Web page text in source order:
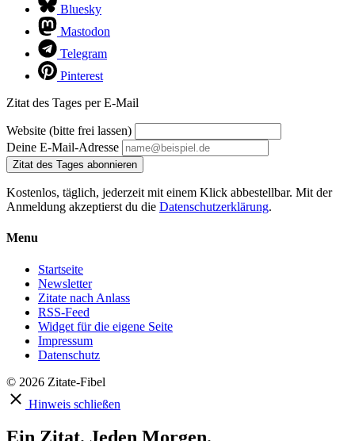
Bluesky
Mastodon
Telegram
Pinterest
Zitat des Tages per E-Mail
Website (bitte frei lassen)
Deine E-Mail-Adresse
Zitat des Tages abonnieren
Kostenlos, täglich, jederzeit mit einem Klick abbestellbar. Mit der
Anmeldung akzeptierst du die Datenschutzerklärung.
Menu
Startseite
Newsletter
Zitate nach Anlass
RSS-Feed
Widget für die eigene Seite
Impressum
Datenschutz
© 2026 Zitate-Fibel
Hinweis schließen